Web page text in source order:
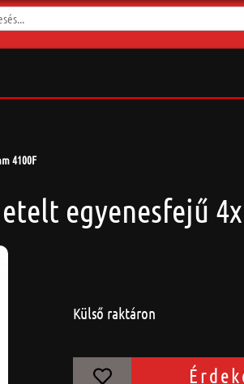
4100F
egyenesfejű
Külső raktáron